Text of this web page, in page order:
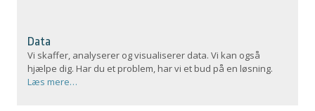
Data
Vi skaffer, analyserer og visualiserer data. Vi kan også
hjælpe dig. Har du et problem, har vi et bud på en løsning.
Læs mere…